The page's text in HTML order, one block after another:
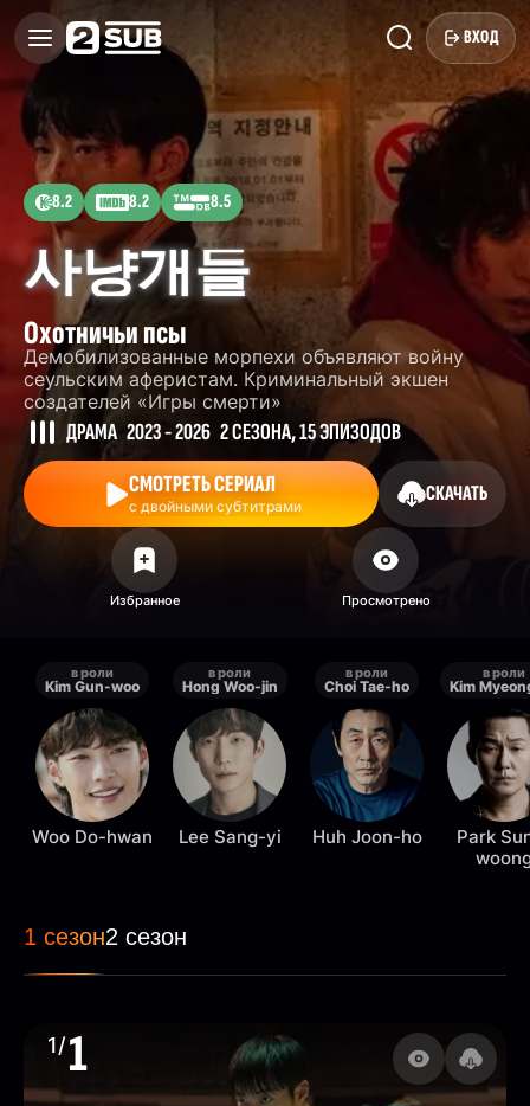
ВХОД
8.2 8.2 8.5
사냥개들
Охотничьи псы
Демобилизованные морпехи объявляют войну
сеульским аферистам. Криминальный экшен
создателей «Игры смерти»
ДРАМА 2023 - 2026 2 СЕЗОНА, 15 ЭПИЗОДОВ
СМОТРЕТЬ СЕРИАЛ
с двойными субтитрами
СКАЧАТЬ
в роли
Kim Gun-woo
Woo Do-hwan
в роли
Hong Woo-jin
Lee Sang-yi
в роли
Choi Tae-ho
Huh Joon-ho
в роли
Park
1 сезон2 сезон
1/1